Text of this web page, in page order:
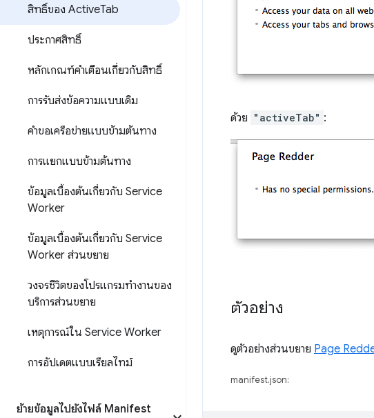
สิทธิ์ของ ActiveTab
ประกาศสิทธิ์
หลักเกณฑ์คำเตือนเกี่ยวกับสิทธิ์
การรับส่งข้อความแบบเดิม
คำขอเครือข่ายแบบข้ามต้นทาง
การแยกแบบข้ามต้นทาง
ข้อมูลเบื้องต้นเกี่ยวกับ Service
Worker
ข้อมูลเบื้องต้นเกี่ยวกับ Service
Worker ส่วนขยาย
วงจรชีวิตของโปรแกรมทำงานของ
บริการส่วนขยาย
เหตุการณ์ใน Service Worker
การอัปเดตแบบเรียลไทม์
ย้ายข้อมูลไปยังไฟล์ Manifest
ด้วย "activeTab" :
ตัวอย่าง
ดูตัวอย่างส่วนขยาย Page
manifest.json: